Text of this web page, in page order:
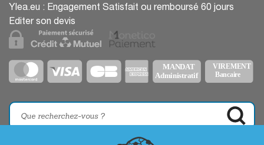
Ylea.eu : Engagement Satisfait ou remboursé 60 jours
Editer son devis